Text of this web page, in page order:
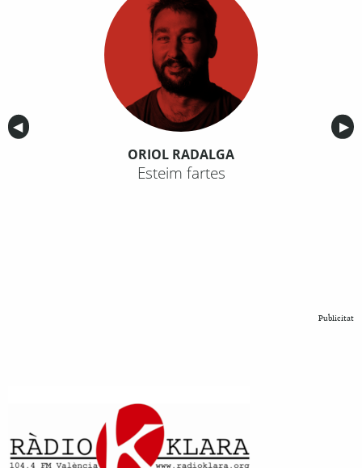
Anterior
◀︎ ▶︎
ORIOL RADALGA
Esteim fartes
Publicitat